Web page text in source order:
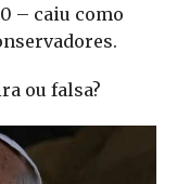
– caiu como
ou falsa?